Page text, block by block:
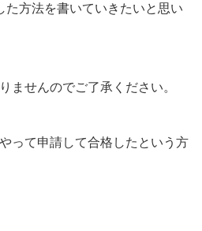
た方法を書いていきたいと思い
ませんのでご了承ください。
って申請して合格したという方